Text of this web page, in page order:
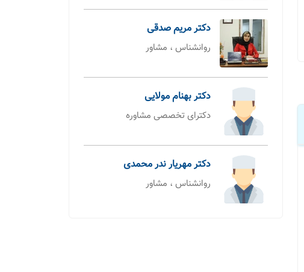
دکتر مریم صدقی
روانشناس ، مشاور
دکتر بهنام مولایی
دکترای تخصصی مشاوره
دکتر مهریار ندر محمدی
روانشناس ، مشاور